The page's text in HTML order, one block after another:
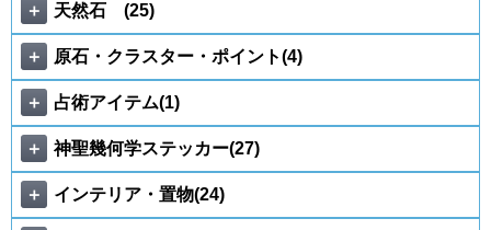
＋ 天然石 (25)
＋ 原石・クラスター・ポイント(4)
＋ 占術アイテム(1)
＋ 神聖幾何学ステッカー(27)
＋ インテリア・置物(24)